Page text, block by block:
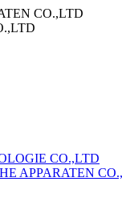
CO.,LTD
CO.,LTD
APPARATEN